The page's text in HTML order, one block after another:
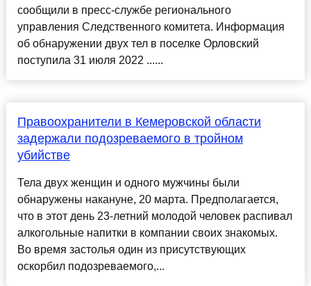
сообщили в пресс-службе регионального
управления Следственного комитета. Информация
об обнаружении двух тел в поселке Орловский
поступила 31 июля 2022 ......
Правоохранители в Кемеровской области
задержали подозреваемого в тройном
убийстве
Тела двух женщин и одного мужчины были
обнаружены накануне, 20 марта. Предполагается,
что в этот день 23-летний молодой человек распивал
алкогольные напитки в компании своих знакомых.
Во время застолья один из присутствующих
оскорбил подозреваемого,...